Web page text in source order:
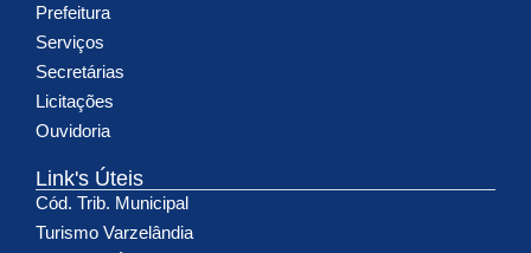
Prefeitura
Serviços
Secretárias
Licitações
Ouvidoria
Link's Úteis
Cód. Trib. Municipal
Turismo Varzelândia